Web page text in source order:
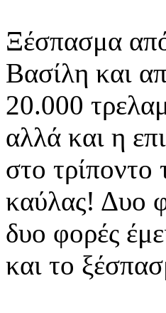
Ξέσπασμα
Βασίλη και
20.000
αλλά και η
στο τρίποντο
καύλας! Δυο
δυο φορές
και το